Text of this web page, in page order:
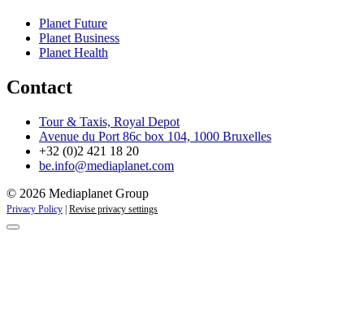
Planet Future
Planet Business
Planet Health
Contact
Tour & Taxis, Royal Depot
Avenue du Port 86c box 104, 1000 Bruxelles
+32 (0)2 421 18 20
be.info@mediaplanet.com
© 2026 Mediaplanet Group
Privacy Policy Revise privacy settings